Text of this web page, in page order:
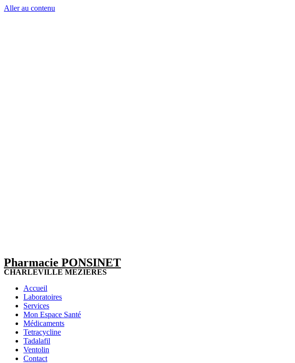
Aller au contenu
Pharmacie PONSINET
CHARLEVILLE MEZIERES
Accueil
Laboratoires
Services
Mon Espace Santé
Médicaments
Tetracycline
Tadalafil
Ventolin
Contact